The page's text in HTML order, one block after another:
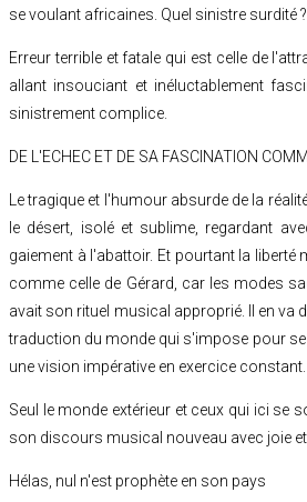
se voulant africaines. Quel sinistre surdité
Erreur terrible et fatale qui est celle de
allant insouciant et inéluctablement
sinistrement complice.
DE L'ECHEC ET DE SA FASCINATION
Le tragique et l'humour absurde de la
le désert, isolé et sublime, regardant
gaiement à l'abattoir. Et pourtant la
comme celle de Gérard, car les modes
avait son rituel musical approprié. Il en va
traduction du monde qui s'impose pour
une vision impérative en exercice constant.
Seul le monde extérieur et ceux qui ici se
son discours musical nouveau avec joie
Hélas, nul n'est prophète en son pays